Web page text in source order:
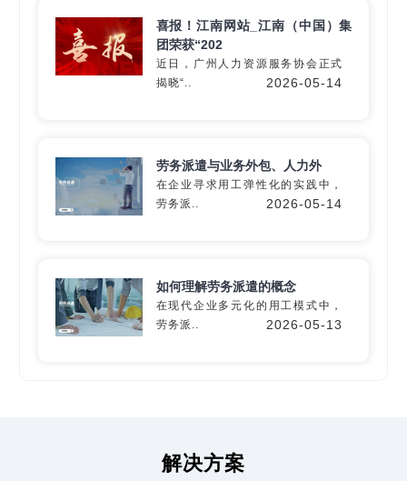
深入60+细分行业
喜报！江南网站_江南（中国）集
团荣获“202
近日，广州人力资源服务协会正式
揭晓“..
2026-05-14
劳务派遣与业务外包、人力外
在企业寻求用工弹性化的实践中，
劳务派..
2026-05-14
如何理解劳务派遣的概念
在现代企业多元化的用工模式中，
劳务派..
2026-05-13
解决方案